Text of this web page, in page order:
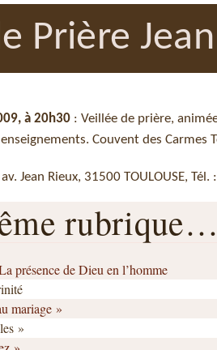
Prière
à 20h30 : Veillée de prière,
Couvent des Carmes
Jean Rieux, 31500 TOULOUSE,
rubrique…
présence de Dieu en l’homme
mariage »
»